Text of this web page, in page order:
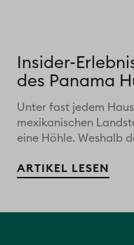
Insider-
des Panama
Unter fast jedem
mexikanischen
eine Höhle. Weshalb
ARTIKEL LESEN